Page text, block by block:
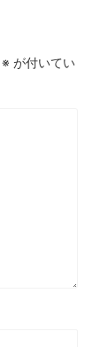
※ が付いてい